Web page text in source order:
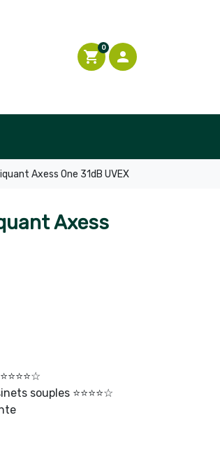
shopping_cart
0

Connexion
Axess One 31dB UVEX
Axess
souples ⭐⭐⭐⭐☆